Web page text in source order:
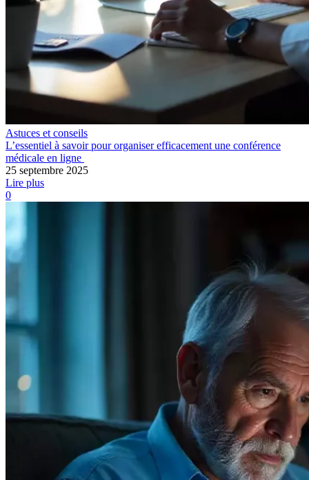
Astuces et conseils
L’essentiel à savoir pour organiser efficacement une conférence
médicale en ligne
25 septembre 2025
Lire plus
0